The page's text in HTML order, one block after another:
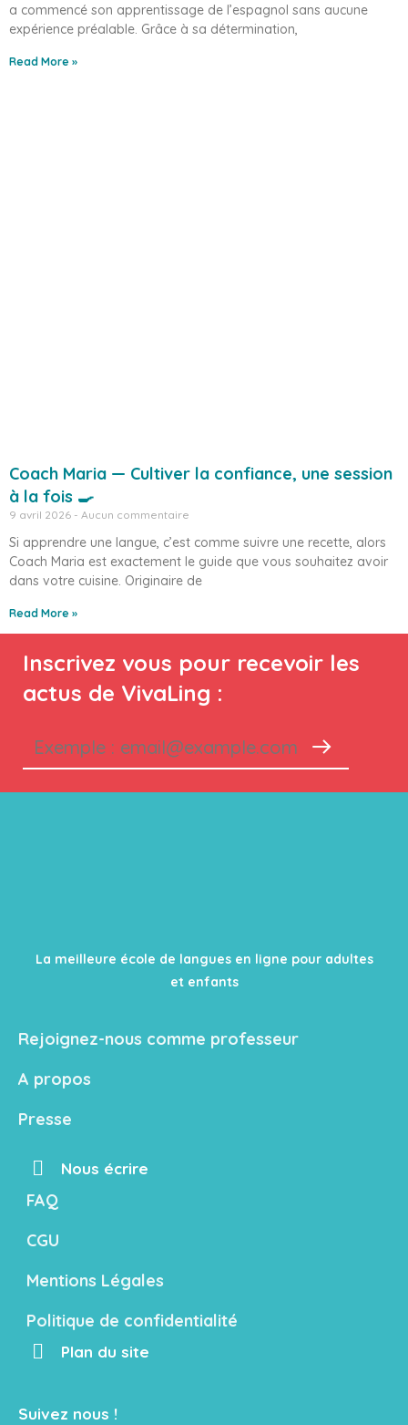
a commencé son apprentissage de l’espagnol sans aucune
expérience préalable. Grâce à sa détermination,
Read More »
Coach Maria — Cultiver la confiance, une session
à la fois 🍳
9 avril 2026 Aucun commentaire
Si apprendre une langue, c’est comme suivre une recette, alors
Coach Maria est exactement le guide que vous souhaitez avoir
dans votre cuisine. Originaire de
Read More »
Inscrivez vous pour recevoir les
actus de VivaLing :
La meilleure école de langues en ligne pour adultes
et enfants
Rejoignez-nous comme professeur
A propos
Presse
Nous écrire
FAQ
CGU
Mentions Légales
Politique de confidentialité
Plan du site
Suivez nous !